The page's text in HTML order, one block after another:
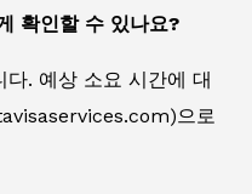
확인할 수 있나요?
. 예상 소요 시간에 대
으로